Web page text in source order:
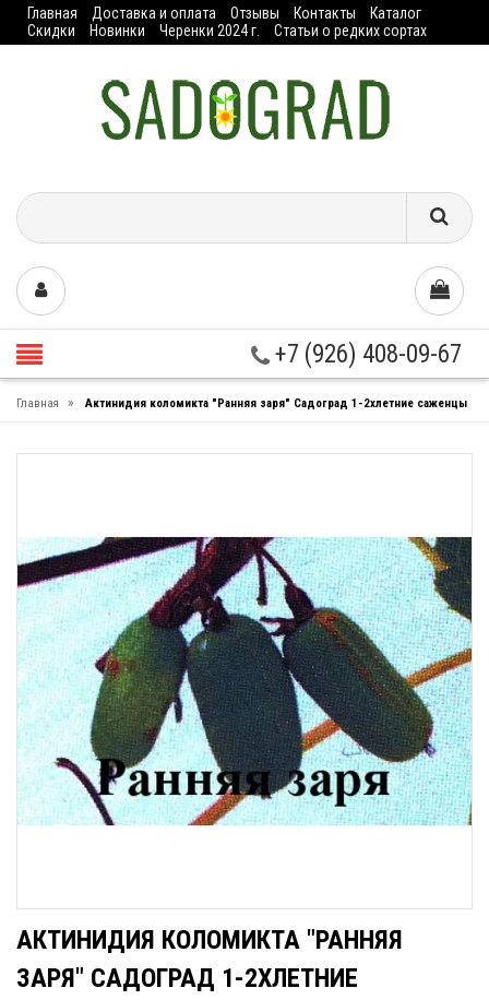
Главная Доставка и оплата Отзывы Контакты
Каталог
Скидки
Новинки Черенки 2024 г. Статьи о редких сортах
+7 (926) 408-09-67
Главная » Актинидия коломикта "Ранняя заря" Садоград 1-2хлетние саженцы
АКТИНИДИЯ КОЛОМИКТА "РАННЯЯ
ЗАРЯ" САДОГРАД 1-2ХЛЕТНИЕ